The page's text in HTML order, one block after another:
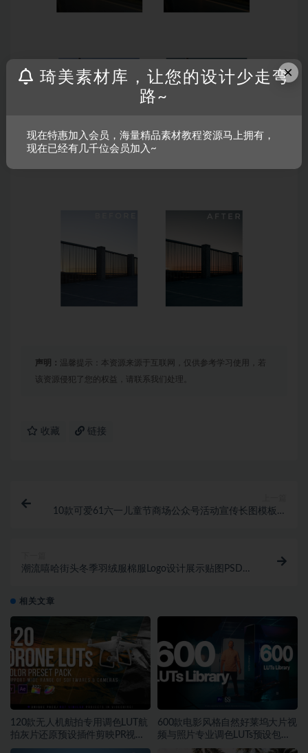
声明： 温馨提示：本资源来源于互联网，仅供参考学习使用，若
该资源侵犯了您的权益，请联系我们处理。
收藏 链接
10款可爱61六一儿童节商场公众号活动宣传长图模板海
潮流嘻哈街头冬季羽绒服棉服Logo设计展示贴图PSD样
相关文章
120款无人机航拍专用调色LUT航
拍灰片还原预设插件剪映PR视频
调色
600款电影风格自然好莱坞大片视
频与照片专业调色LUTs预设包素
×
琦美素材库，让您的设计少走弯
路~
现在特惠加入会员，海量精品素材教程资源马上拥有，
现在已经有几千位会员加入~